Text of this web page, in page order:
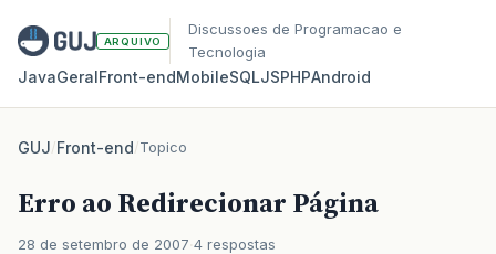
ARQUIVO
Discussoes de Programacao e
Tecnologia
JavaGeralFront‑endMobileSQLJSPHPAndroid
GUJ/Front-end/Topico
Erro ao Redirecionar Página
28 de setembro de 2007 4 respostas